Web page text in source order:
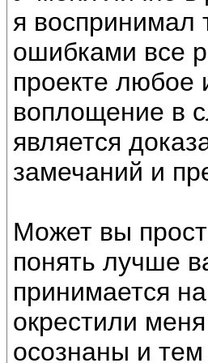
я воспринимал
ошибками все
проекте любое
воплощение в
является
замечаний и
Может вы
понять лучше
принимается
окрестили
осознаны и